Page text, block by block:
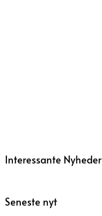
Interessante Nyheder
Seneste nyt